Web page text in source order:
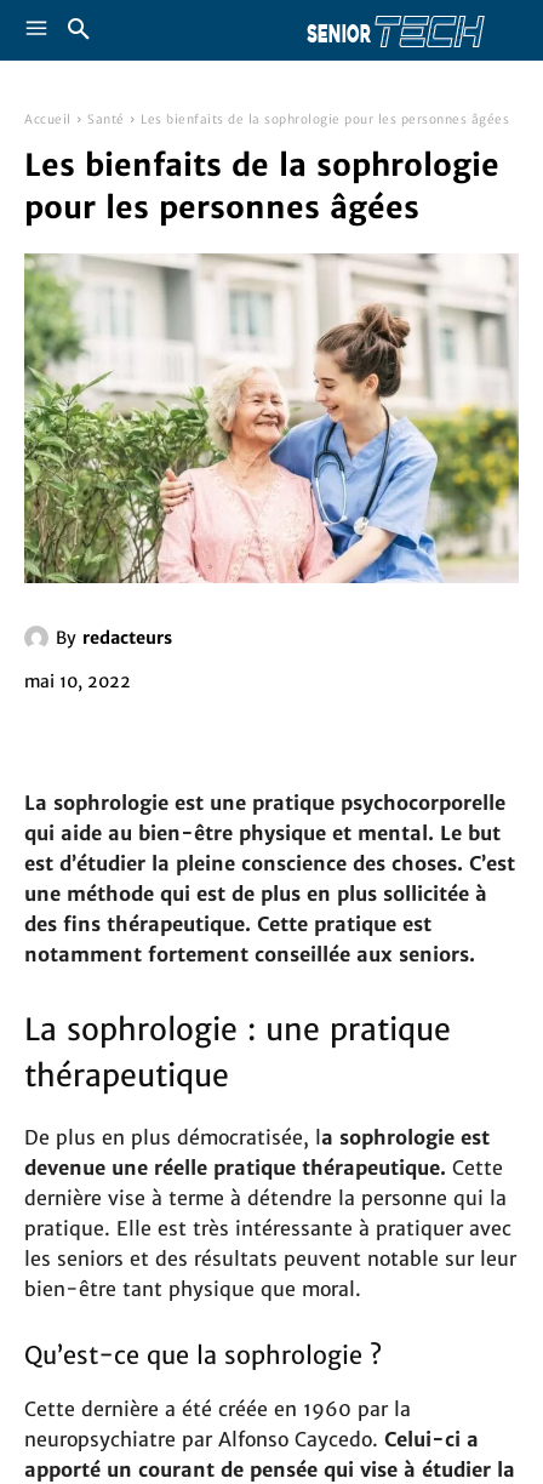
Accueil Santé Les bienfaits de la sophrologie pour les personnes âgées
Les bienfaits de la sophrologie
pour les personnes âgées
By redacteurs
mai 10, 2022
La sophrologie est une pratique psychocorporelle
qui aide au bien-être physique et mental. Le but
est d’étudier la pleine conscience des choses. C’est
une méthode qui est de plus en plus sollicitée à
des fins thérapeutique. Cette pratique est
notamment fortement conseillée aux seniors.
La sophrologie : une pratique
thérapeutique
De plus en plus démocratisée, l a sophrologie est
devenue une réelle pratique thérapeutique. Cette
dernière vise à terme à détendre la personne qui la
pratique. Elle est très intéressante à pratiquer avec
les seniors et des résultats peuvent notable sur leur
bien-être tant physique que moral.
Qu’est-ce que la sophrologie ?
Cette dernière a été créée en 1960 par la
neuropsychiatre par Alfonso Caycedo. Celui-ci a
apporté un courant de pensée qui vise à étudier la